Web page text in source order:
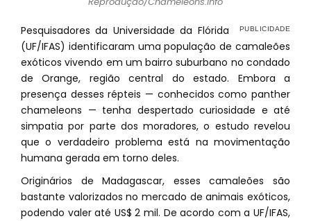
Pesquisadores da Universidade da Flórida
(UF/IFAS) identificaram uma população de camaleões
exóticos vivendo em um bairro suburbano no condado
de Orange, região central do estado. Embora a
presença desses répteis — conhecidos como panther
chameleons — tenha despertado curiosidade e até
simpatia por parte dos moradores, o estudo revelou
que o verdadeiro problema está na movimentação
humana gerada em torno deles.
Originários de Madagascar, esses camaleões são
bastante valorizados no mercado de animais exóticos,
podendo valer até US$ 2 mil. De acordo com a UF/IFAS,